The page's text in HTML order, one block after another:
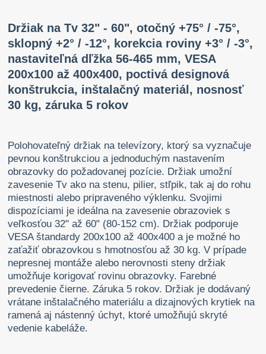
Držiak na Tv 32" - 60", otočný +75° / -75°,
sklopný +2° / -12°, korekcia roviny +3° / -3°,
nastaviteľná dľžka 56-465 mm, VESA
200x100 až 400x400, poctivá designová
konštrukcia, inštalačný materiál, nosnosť
30 kg, záruka 5 rokov
Polohovateľný držiak na televízory, ktorý sa vyznačuje
pevnou konštrukciou a jednoduchým nastavením
obrazovky do požadovanej pozície. Držiak umožní
zavesenie Tv ako na stenu, pilier, stľpik, tak aj do rohu
miestnosti alebo pripraveného výklenku. Svojimi
dispozíciami je ideálna na zavesenie obrazoviek s
veľkosťou 32" až 60" (80-152 cm). Držiak podporuje
VESA štandardy 200x100 až 400x400 a je možné ho
zaťažiť obrazovkou s hmotnosťou až 30 kg. V prípade
nepresnej montáže alebo nerovnosti steny držiak
umožňuje korigovať rovinu obrazovky. Farebné
prevedenie čierne. Záruka 5 rokov. Držiak je dodávaný
vrátane inštalačného materiálu a dizajnových krytiek na
ramená aj nástenný úchyt, ktoré umožňujú skryté
vedenie kabeláže.